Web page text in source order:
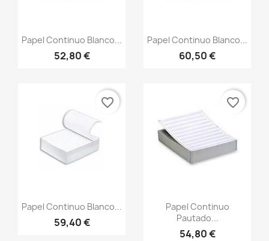
Vista rápida
Papel Continuo Blanco...
52,80 €
Vista rápida
Papel Continuo Blanco...
60,50 €
Vista rápida
Papel Continuo Blanco...
59,40 €
favorite_border
Vista rápida
Papel Continuo
Pautado...
54,80 €
favorite_border